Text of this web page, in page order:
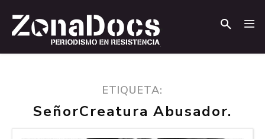
ETIQUETA:
SeñorCreatura Abusador.